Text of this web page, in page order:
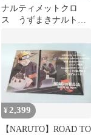
ナルティメットクロ
ス うずまきナルト
モ 特典
¥ 2,399
【NARUTO】ROAD TO